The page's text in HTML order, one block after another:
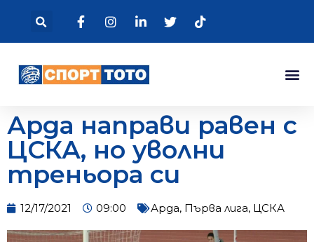
Арда направи равен с
ЦСКА, но уволни
треньора си
12/17/2021 09:00 Арда, Първа лига, ЦСКА